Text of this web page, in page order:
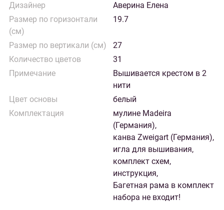
Дизайнер
Аверина Елена
Размер по горизонтали
(см)
19.7
Размер по вертикали (см)
27
Количество цветов
31
Примечание
Вышивается крестом в 2
нити
Цвет основы
белый
Комплектация
мулине Madeira
(Германия),
канва Zweigart (Германия),
игла для вышивания,
комплект схем,
инструкция,
Багетная рама в комплект
набора не входит!